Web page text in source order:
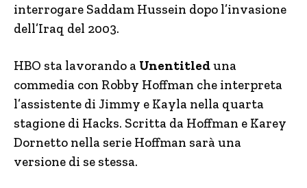
interrogare Saddam Hussein dopo l’invasione
dell’Iraq del 2003.
HBO sta lavorando a Unentitleduna
commedia con Robby Hoffman che interpreta
l’assistente di Jimmy e Kayla nella quarta
stagione di Hacks. Scritta da Hoffman e Karey
Dornetto nella serie Hoffman sarà una
versione di se stessa.